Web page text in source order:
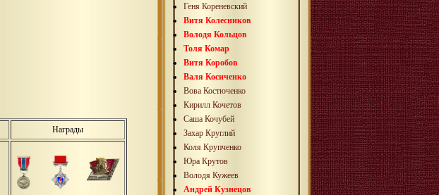
Геня Кореневский
Витя Колесников
Володя Кольцов
Толя Комар
Витя Коробов
Валя Косиченко
Вова Костюченко
Кирилл Кочетов
Саша Кочубей
Захар Круглий
Коля Крупченко
Юра Крутов
Володя Кужеев
Андрей Кузнецов
Награды